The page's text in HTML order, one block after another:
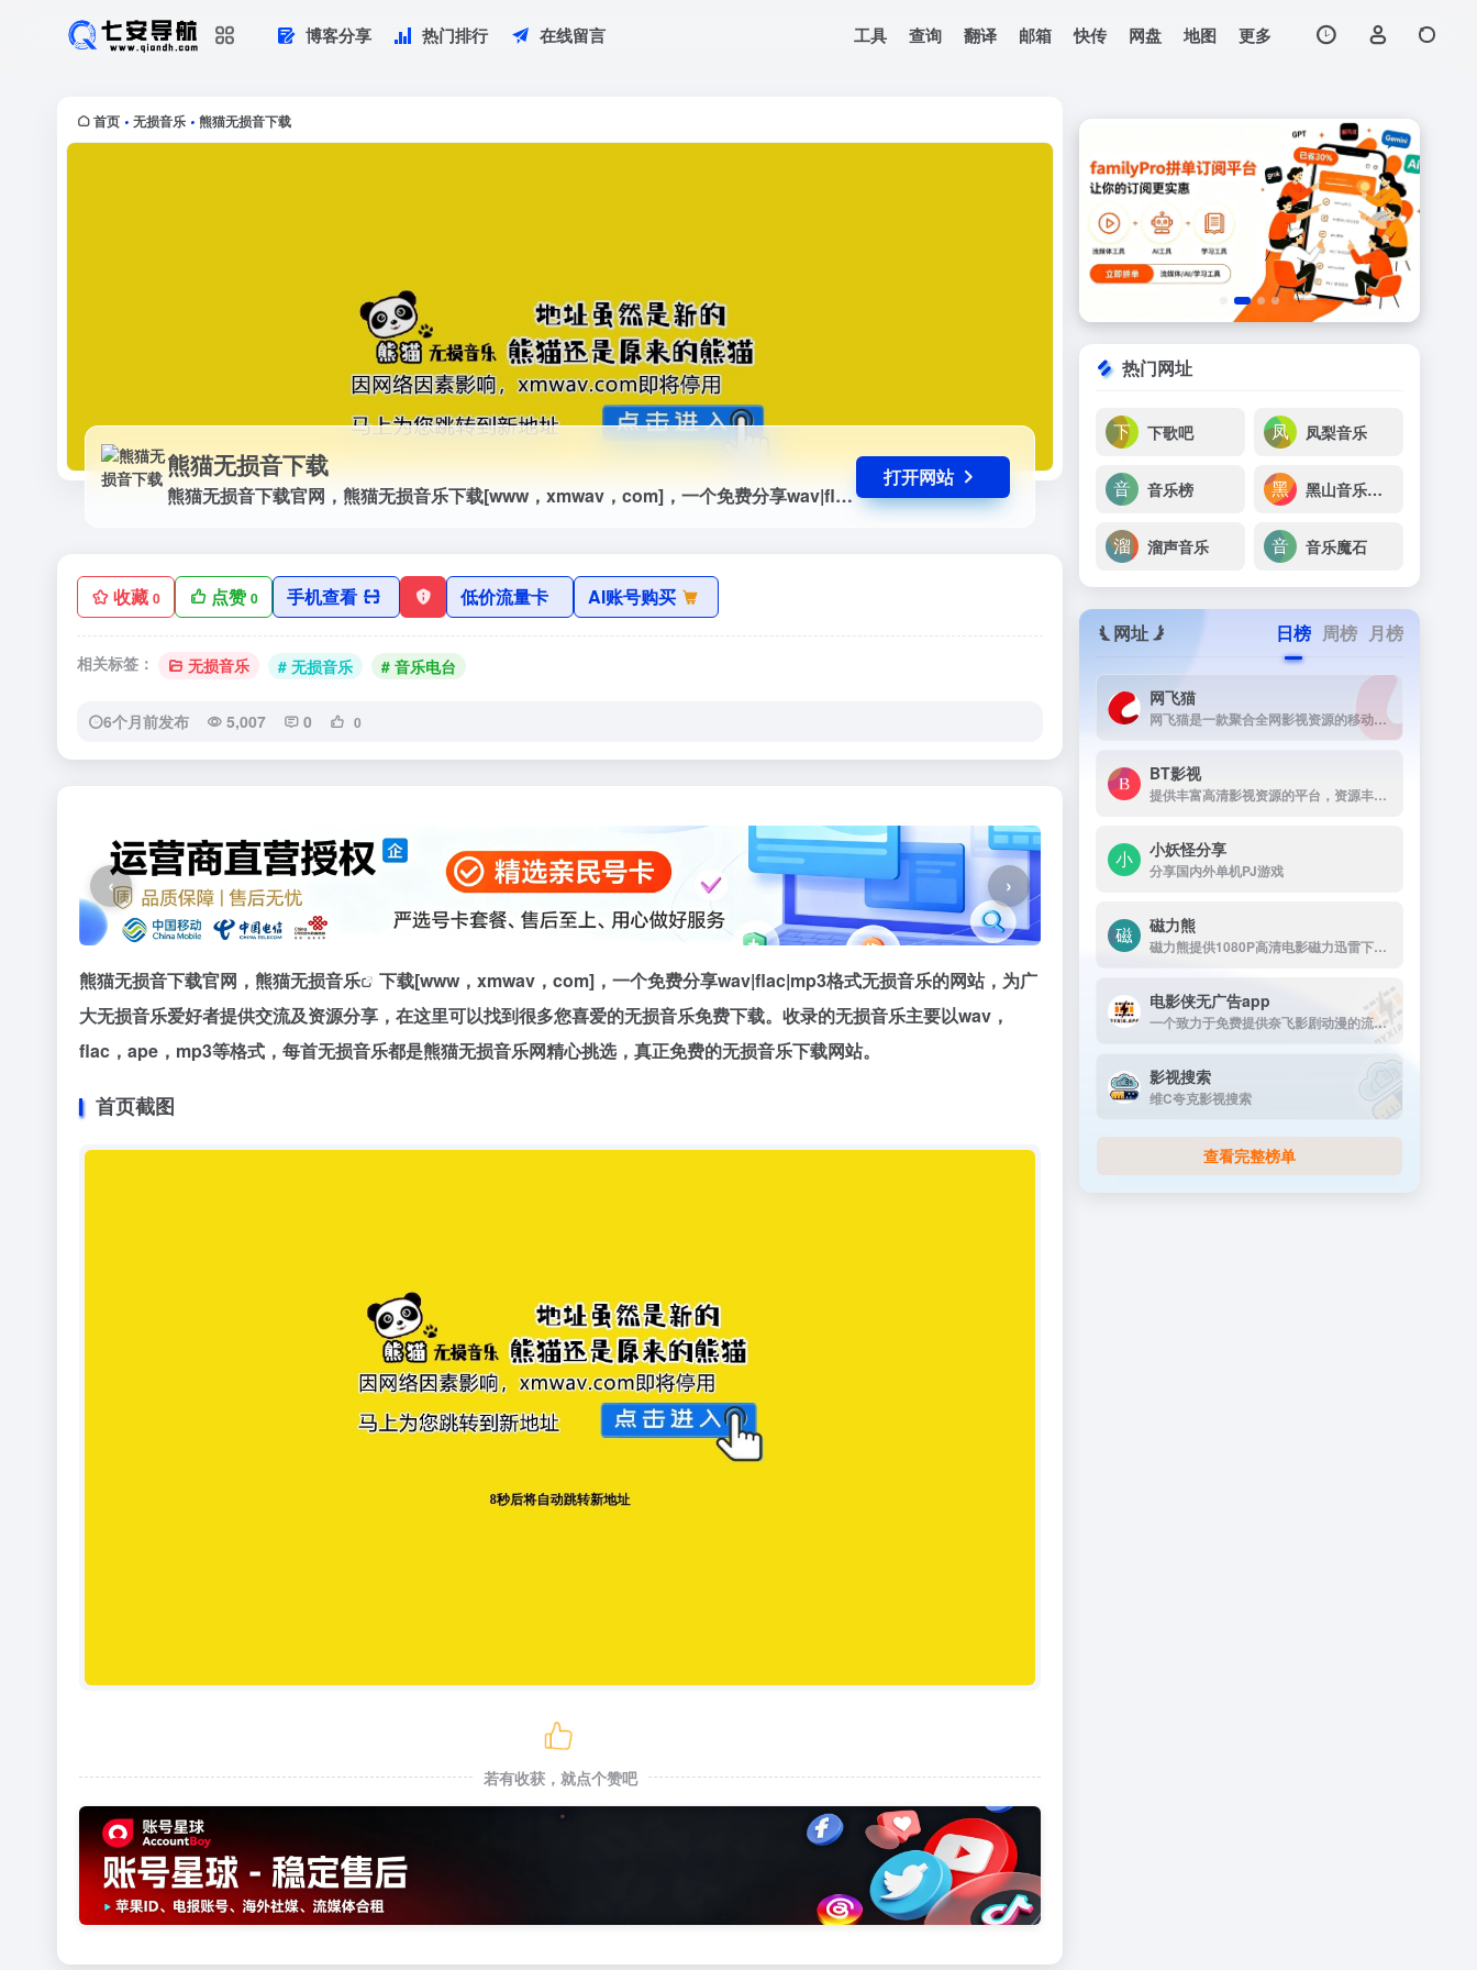
博客分享 热门排行 在线留言 工具 查询 翻译 邮箱 快传 网盘 地图 更多
首页 • 无损音乐 • 熊猫无损音下载
熊猫无损音下载
熊猫无损音下载官网，熊猫无损音乐下载[www，xmwav，com]，一个免费分享wav|flac|mp3格式无损音乐的网站，为广大无损音乐爱好者提供交流及资源分享，在这里可以找到很多您喜爱的无损音乐免费下载。收录的无损音乐主要以wav，flac，ape，mp3等格式，每首无损音乐都是熊猫无损音乐网精心挑选，真正免费的无损音乐下载网站。
打开网站
收藏 0 点赞0 手机查看 低价流量卡 AI账号购买
相关标签： 无损音乐 # 无损音乐 # 音乐电台
6个月前发布 5,007 0 0
‹ ›
熊猫无损音下载官网，熊猫无损音乐
下载[www，xmwav，com]，一个免费分享wav|flac|mp3格式无损音乐的网站，为广
大无损音乐爱好者提供交流及资源分享，在这里可以找到很多您喜爱的无损音乐免费下载。收录的无损音乐主要以wav，
flac，ape，mp3等格式，每首无损音乐都是熊猫无损音乐网精心挑选，真正免费的无损音乐下载网站。
首页截图
若有收获，就点个赞吧
热门网址
下歌吧 凤梨音乐
音乐榜 黑山音乐免费无损音乐下载
溜声音乐 音乐魔石
网址 日榜 周榜 月榜
网飞猫
网飞猫是一款聚合全网影视资源的移动端播放应用，主打免费、高画...
BT影视
提供丰富高清影视资源的平台，资源丰富，更新及时，画质高清，支持多终端下载，是影视爱好者的理想选择。
小妖怪分享
分享国内外单机PJ游戏
磁力熊
磁力熊提供1080P高清电影磁力迅雷下载,豆瓣Top250及豆瓣高分电影1080P高清磁力下载。
电影侠无广告app
一个致力于免费提供奈飞影剧动漫的流媒体播放平台
影视搜索
维C夸克影视搜索
查看完整榜单